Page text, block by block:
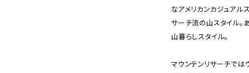
なアメリカンカジュアル
サーチ流の山スタイル。
山暮らしスタイル。
マウンテンリサーチでは